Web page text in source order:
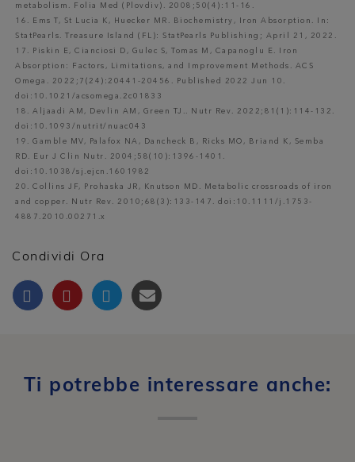
metabolism. Folia Med (Plovdiv). 2008;50(4):11-16.
16. Ems T, St Lucia K, Huecker MR. Biochemistry, Iron Absorption. In:
StatPearls. Treasure Island (FL): StatPearls Publishing; April 21, 2022.
17. Piskin E, Cianciosi D, Gulec S, Tomas M, Capanoglu E. Iron
Absorption: Factors, Limitations, and Improvement Methods. ACS
Omega. 2022;7(24):20441-20456. Published 2022 Jun 10.
doi:10.1021/acsomega.2c01833
18. Aljaadi AM, Devlin AM, Green TJ.. Nutr Rev. 2022;81(1):114-132.
doi:10.1093/nutrit/nuac043
19. Gamble MV, Palafox NA, Dancheck B, Ricks MO, Briand K, Semba
RD. Eur J Clin Nutr. 2004;58(10):1396-1401.
doi:10.1038/sj.ejcn.1601982
20. Collins JF, Prohaska JR, Knutson MD. Metabolic crossroads of iron
and copper. Nutr Rev. 2010;68(3):133-147. doi:10.1111/j.1753-
4887.2010.00271.x
Condividi Ora
Ti potrebbe interessare anche: